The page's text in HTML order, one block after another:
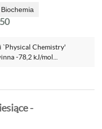
Biochemia
`Physical Chemistry'
-78,2 kJ/mol...
-